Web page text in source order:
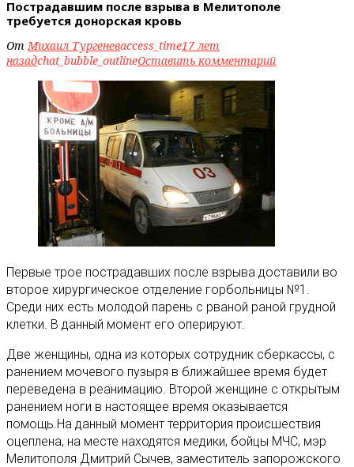
Пострадавшим после взрыва в Мелитополе
требуется донорская кровь
ОтМихаил Тургеневaccess_time17 лет
назадchat_bubble_outlineОставить комментарий
Первые трое пострадавших после взрыва доставили во
второе хирургическое отделение горбольницы №1.
Среди них есть молодой парень с рваной раной грудной
клетки. В данный момент его оперируют.
Две женщины, одна из которых сотрудник сберкассы, с
ранением мочевого пузыря в ближайшее время будет
переведена в реанимацию. Второй женщине с открытым
ранением ноги в настоящее время оказывается
помощь.На данный момент территория происшествия
оцеплена, на месте находятся медики, бойцы МЧС, мэр
Мелитополя Дмитрий Сычев, заместитель запорожского